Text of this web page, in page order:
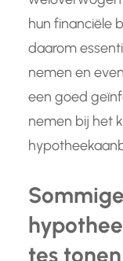
hun financiële
daarom
nemen en
een goed
nemen bij het
Sommige
tes